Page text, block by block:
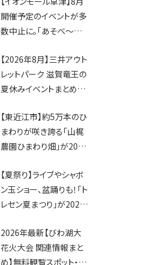
開催予定のイベントが多
数中止に。「あそべ〜る
ショーなど
【2026年8月】三井アウト
レットパーク 滋賀竜王の
夏休みイベントまとめ！
辛グルメ・フォトコンテス
トまで盛りだくさん！
【東近江市】約5万本のひ
まわりが咲き誇る「山梶
農園ひまわり畑」が2026
ポットやキッチンカーも
登場！何度も入園できる
フリーパスも販売★
【夏祭り】ライブやシャボ
ン玉ショー、盆踊りも！「ト
レセン夏まつり」が2026
2026年最新【びわ湖大
花火大会 関連情報まと
め】無料観覧スポット・同